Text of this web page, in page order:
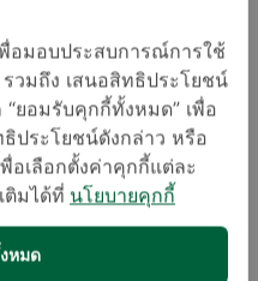
6 พฤติกรรมส่งสัญญาณ
สมองเสื่อม | Believe หมอ
or not EP.5
อมอบประสบการณ์การใช้
วมถึง เสนอสิทธิประโยชน์
ยอมรับคุกกี้ทั้งหมด” เพื่อ
ประโยชน์ดังกล่าว หรือ
อเลือกตั้งค่าคุกกี้แต่ละ
ติมได้ที่ นโยบายคุกกี้
หมด